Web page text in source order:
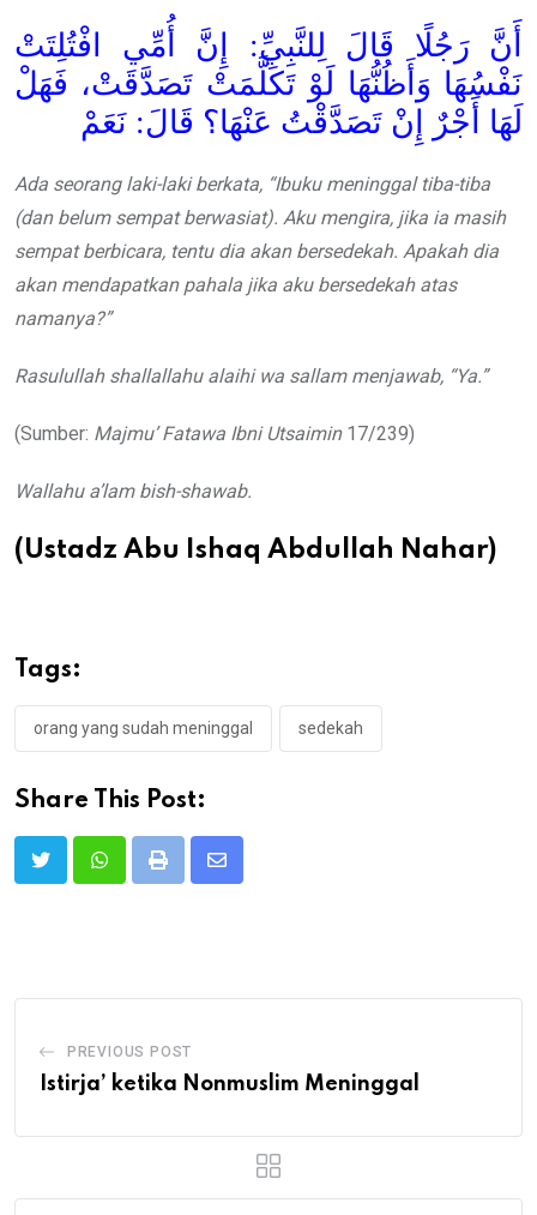
أَنَّ رَجُلًا قَالَ لِلنَّبِيِّ: إِنَّ أُمِّي افْتُلِتَتْ
نَفْسُهَا وَأَظُنُّهَا لَوْ تَكَلَّمَتْ تَصَدَّقَتْ، فَهَلْ
لَهَا أَجْرٌ إِنْ تَصَدَّقْتُ عَنْهَا؟ قَالَ: نَعَمْ
Ada seorang laki-laki berkata, “Ibuku meninggal tiba-tiba
(dan belumsempat berwasiat). Aku mengira, jika ia masih
sempatberbicara, tentudia akan bersedekah. Apakah dia
akan mendapatkan pahala jika aku bersedekah atas
namanya?”
Rasulullah shallallahu alaihi wa sallam menjawab, “Ya.”
(Sumber: Majmu’ Fatawa Ibni Utsaimin17/239)
Wallahu a’lam bish-shawab.
(Ustadz Abu Ishaq Abdullah Nahar)
Tags:
orang yang sudah meninggal sedekah
Share This Post:
Print
Share
PREVIOUS POST
Istirja’ ketika Nonmuslim Meninggal